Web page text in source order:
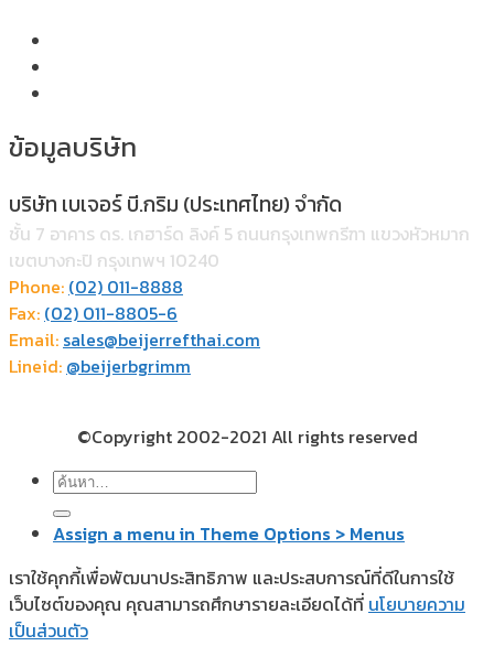
ข้อมูลบริษัท
บริษัท เบเจอร์ บี.กริม (ประเทศไทย) จำกัด
ชั้น 7 อาคาร ดร. เกฮาร์ด ลิงค์ 5 ถนนกรุงเทพกรีฑา แขวงหัวหมาก
เขตบางกะปิ กรุงเทพฯ 10240
Phone: (02) 011-8888
Fax: (02) 011-8805-6
Email: sales@beijerrefthai.com
Lineid: @beijerbgrimm
©Copyright 2002-2021 All rights reserved
ค้นหา:
Assign a menu in Theme Options > Menus
เราใช้คุกกี้เพื่อพัฒนาประสิทธิภาพ และประสบการณ์ที่ดีในการใช้
เว็บไซต์ของคุณ คุณสามารถศึกษารายละเอียดได้ที่ นโยบายความ
เป็นส่วนตัว